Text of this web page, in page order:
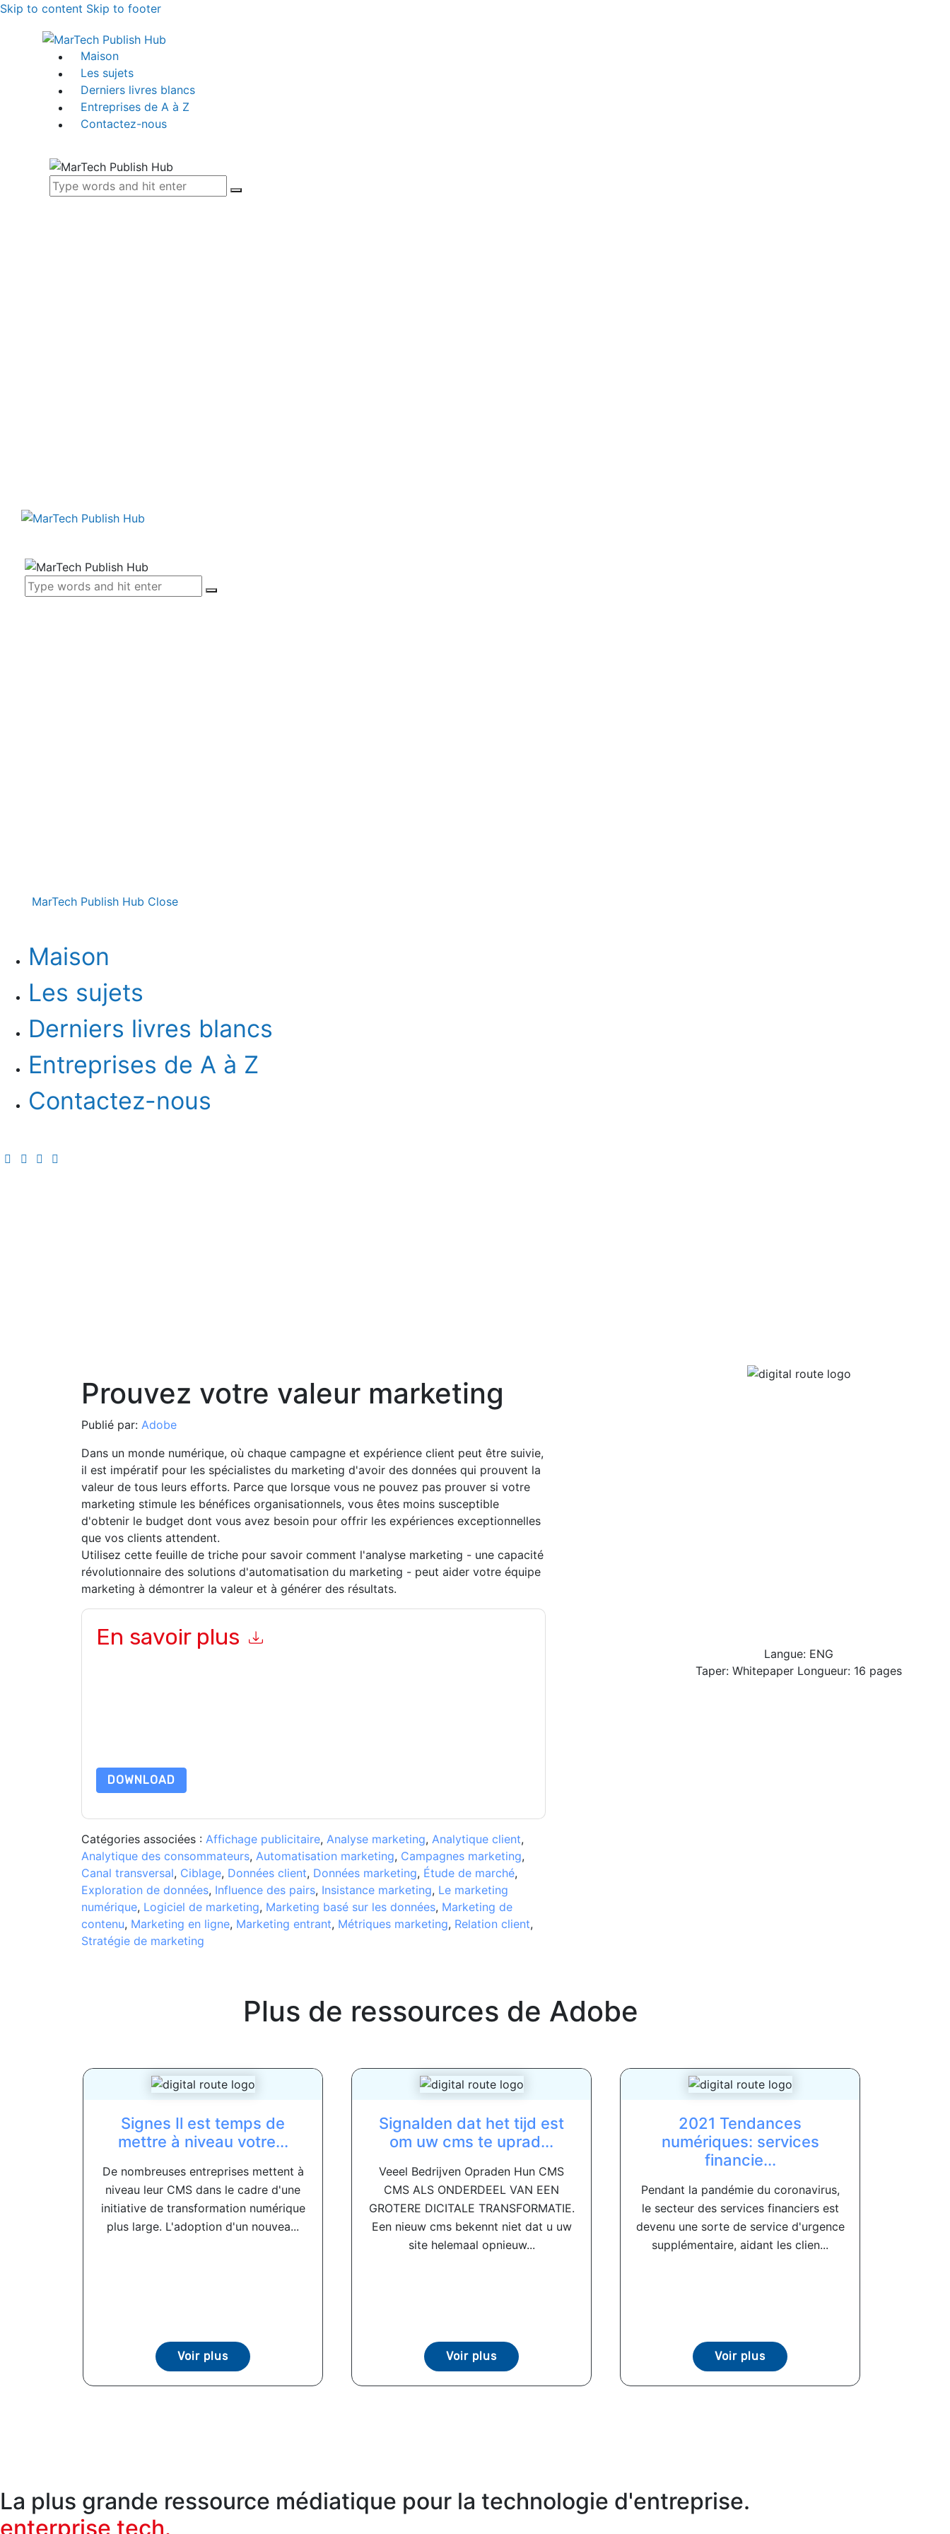
Skip to content Skip to footer
Maison
Les sujets
Derniers livres blancs
Entreprises de A à Z
Contactez-nous
MarTech Publish Hub Close
Maison
Les sujets
Derniers livres blancs
Entreprises de A à Z
Contactez-nous
Prouvez votre valeur marketing
Publié par: Adobe
Dans un monde numérique, où chaque campagne et expérience client peut être suivie,
il est impératif pour les spécialistes du marketing d'avoir des données qui prouvent la
valeur de tous leurs efforts. Parce que lorsque vous ne pouvez pas prouver si votre
marketing stimule les bénéfices organisationnels, vous êtes moins susceptible
d'obtenir le budget dont vous avez besoin pour offrir les expériences exceptionnelles
que vos clients attendent.
Utilisez cette feuille de triche pour savoir comment l'analyse marketing - une capacité
révolutionnaire des solutions d'automatisation du marketing - peut aider votre équipe
marketing à démontrer la valeur et à générer des résultats.
En savoir plus
DOWNLOAD
Catégories associées : Affichage publicitaire, Analyse marketing, Analytique client,
Analytique des consommateurs, Automatisation marketing, Campagnes marketing,
Canal transversal, Ciblage, Données client, Données marketing, Étude de marché,
Exploration de données, Influence des pairs, Insistance marketing, Le marketing
numérique, Logiciel de marketing, Marketing basé sur les données, Marketing de
contenu, Marketing en ligne, Marketing entrant, Métriques marketing, Relation client,
Stratégie de marketing
Langue: ENG
Taper: Whitepaper Longueur: 16 pages
Plus de ressources de Adobe
Signes Il est temps de
mettre à niveau votre...
De nombreuses entreprises mettent à
niveau leur CMS dans le cadre d'une
initiative de transformation numérique
plus large. L'adoption d'un nouvea...
Voir plus
Signalden dat het tijd est
om uw cms te uprad...
Veeel Bedrijven Opraden Hun CMS
CMS ALS ONDERDEEL VAN EEN
GROTERE DICITALE TRANSFORMATIE.
Een nieuw cms bekennt niet dat u uw
site helemaal opnieuw...
Voir plus
2021 Tendances
numériques: services
financie...
Pendant la pandémie du coronavirus,
le secteur des services financiers est
devenu une sorte de service d'urgence
supplémentaire, aidant les clien...
Voir plus
La plus grande ressource médiatique pour la technologie d'entreprise.
enterprise tech.